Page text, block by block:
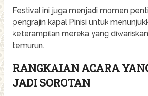
Festival ini juga menjadi momen
pengrajin kapal Pinisi untuk
keterampilan mereka yang
temurun.
RANGKAIAN ACARA
JADI SOROTAN